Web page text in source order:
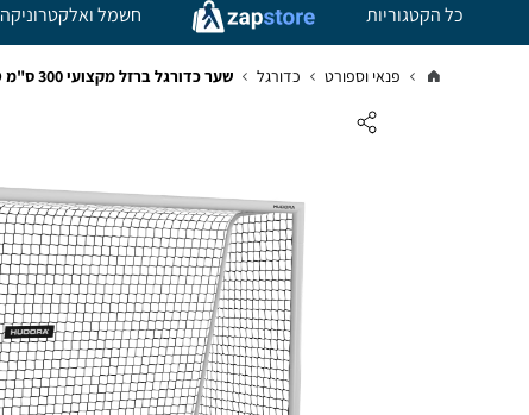
כל הקטגוריות חשמל ואלקטרוניקה
פנאי וספורט כדורגל שער כדורגל ברזל מקצועי 300 ס"מ HUDORA ADVANCED גרמניה